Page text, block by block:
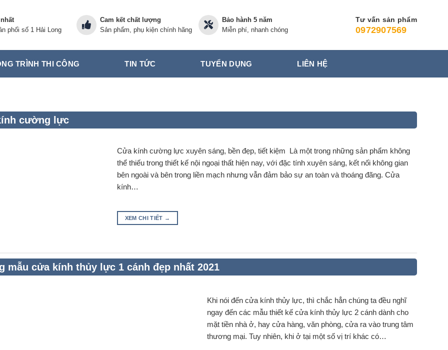
phối số 1 Hải Long
Cam kết chất lượng
Sản phẩm, phụ kiện chính hãng
Bảo hành 5 năm
Miễn phí, nhanh chóng
Tư vấn sản phẩm
0972907569
TRÌNH THI CÔNG TIN TỨC TUYỂN DỤNG LIÊN HỆ
cường lực
Cửa kính cường lực xuyên sáng, bền đẹp, tiết kiệm Là một trong những sản phẩm không
thể thiếu trong thiết kế nội ngoại thất hiện nay, với đặc tính xuyên sáng, kết nối không gian
bên ngoài và bên trong liền mạch nhưng vẫn đảm bảo sự an toàn và thoáng đãng. Cửa
kính…
XEM CHI TIẾT →
mẫu cửa kính thủy lực 1 cánh đẹp nhất 2021
Khi nói đến cửa kính thủy lực, thì chắc hẳn chúng ta đều nghĩ
ngay đến các mẫu thiết kế cửa kính thủy lực 2 cánh dành cho
mặt tiền nhà ở, hay cửa hàng, văn phòng, cửa ra vào trung tâm
thương mại. Tuy nhiên, khi ở tại một số vị trí khác có…